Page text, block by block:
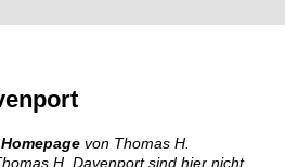
von Thomas H.
H. Davenport sind hier nicht